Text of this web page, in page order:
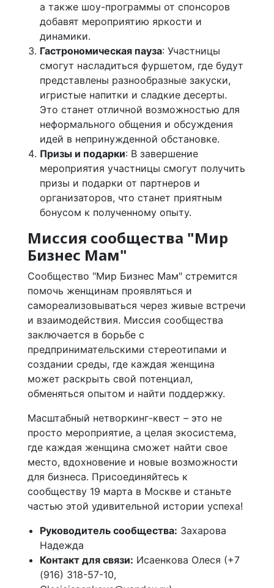
а также шоу-программы от спонсоров
добавят мероприятию яркости и
динамики.
Гастрономическая пауза: Участницы
смогут насладиться фуршетом, где будут
представлены разнообразные закуски,
игристые напитки и сладкие десерты.
Это станет отличной возможностью для
неформального общения и обсуждения
идей в непринужденной обстановке.
Призы и подарки: В завершение
мероприятия участницы смогут получить
призы и подарки от партнеров и
организаторов, что станет приятным
бонусом к полученному опыту.
Миссия сообщества "Мир
Бизнес Мам"
Сообщество "Мир Бизнес Мам" стремится
помочь женщинам проявляться и
самореализовываться через живые встречи
и взаимодействия. Миссия сообщества
заключается в борьбе с
предпринимательскими стереотипами и
создании среды, где каждая женщина
может раскрыть свой потенциал,
обменяться опытом и найти поддержку.
Масштабный нетворкинг-квест – это не
просто мероприятие, а целая экосистема,
где каждая женщина сможет найти свое
место, вдохновение и новые возможности
для бизнеса. Присоединяйтесь к
сообществу 19 марта в Москве и станьте
частью этой удивительной истории успеха!
Руководитель сообщества: Захарова
Надежда
Контакт для связи: Исаенкова Олеся (+7
(916) 318-57-10,